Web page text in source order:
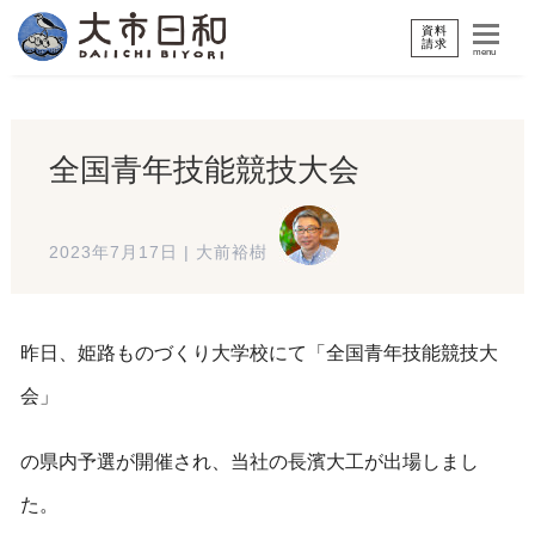
資料
請求
menu
全国青年技能競技大会
2023年7月17日 大前裕樹
昨日、姫路ものづくり大学校にて「全国青年技能競技大
会」
の県内予選が開催され、当社の長濱大工が出場しまし
た。